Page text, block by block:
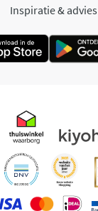
Inspiratie & advies